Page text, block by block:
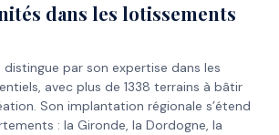
dans les lotissements
distingue par son expertise dans les
avec plus de 1338 terrains à bâtir
Son implantation régionale s’étend
: la Gironde, la Dordogne, la